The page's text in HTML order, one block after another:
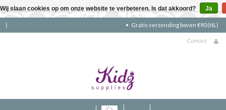
Gratis verzending boven €90 (NL)
Contact
Wij slaan cookies op om onze website te verbeteren. Is dat akkoord? Ja